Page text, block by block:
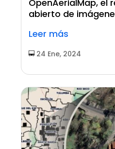
OpenAerialMap, el
abierto de
Leer más
24 Ene, 2024